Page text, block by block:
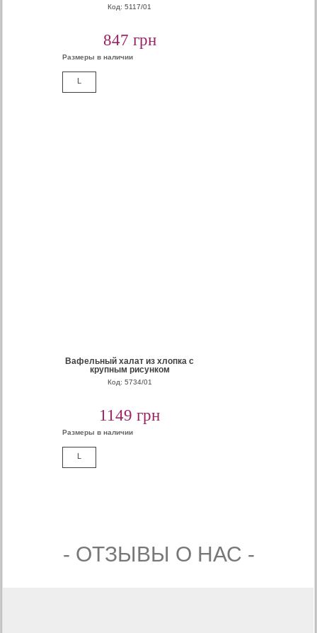
Код: 5117/01
847 грн
Размеры в наличии
L
Вафельный халат из хлопка с
крупным рисунком
Код: 5734/01
1149 грн
Размеры в наличии
L
- ОТЗЫВЫ О НАС -